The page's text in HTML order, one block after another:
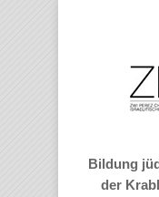
Bildung
der